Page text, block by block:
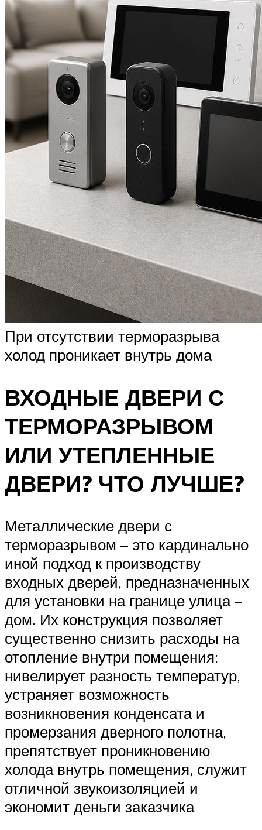
При отсутствии терморазрыва
холод проникает внутрь дома
ВХОДНЫЕ ДВЕРИ С
ТЕРМОРАЗРЫВОМ
ИЛИ УТЕПЛЕННЫЕ
ДВЕРИ? ЧТО ЛУЧШЕ?
Металлические двери с
терморазрывом – это кардинально
иной подход к производству
входных дверей, предназначенных
для установки на границе улица –
дом. Их конструкция позволяет
существенно снизить расходы на
отопление внутри помещения:
нивелирует разность температур,
устраняет возможность
возникновения конденсата и
промерзания дверного полотна,
препятствует проникновению
холода внутрь помещения, служит
отличной звукоизоляцией и
экономит деньги заказчика